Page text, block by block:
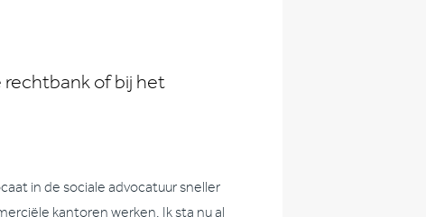
rechtbank of bij het
in de sociale advocatuur sneller
kantoren werken. Ik sta nu al